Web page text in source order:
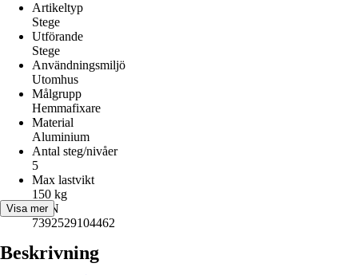
Artikeltyp
Stege
Utförande
Stege
Användningsmiljö
Utomhus
Målgrupp
Hemmafixare
Material
Aluminium
Antal steg/nivåer
5
Max lastvikt
150 kg
EAN
7392529104462
Visa mer
Beskrivning